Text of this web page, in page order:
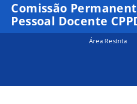
Comissão
Pessoal Docente
Área Restrita